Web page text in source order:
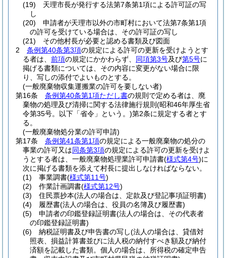
(19)
天理市長が発行する法第7条第1項による許可証の写
し
(20)
申請者が天理市以外の市町村において法第7条第1項
の許可を受けている場合は、その許可証の写し
(21)
その他村長が必要と認める書類及び図面
2
条例第40条第3項の規定による許可の更新を受けようとす
る者は、 前項の規定にかかわらず、 同項第3号及び第5号に
掲げる書類については、その内容に変更がない場合に限
り、写しの添付でよいものとする。
(一般廃棄物収集運搬業の許可を要しない者)
第16条
条例第40条第1項ただし書の規則で定める者は、廃
棄物の処理及び清掃に関する法律施行規則 (昭和46年厚生省
令第35号。以下「省令」という。)第2条に規定する者とす
る。
(一般廃棄物処分業の許可申請)
第17条
条例第41条第1項の規定による一般廃棄物の処分の
事業の許可又は同条第3項の規定による許可の更新を受けよ
うとする者は、一般廃棄物処理業許可申請書(様式第4号)に
次に掲げる書類を添えて村長に提出しなければならない。
(1)
事業調書(様式第11号)
(2)
作業計画調書(様式第12号)
(3)
住民票抄本(法人の場合は、定款及び登記事項証明書)
(4)
履歴書(法人の場合は、役員の名簿及び履歴書)
(5)
申請者の印鑑登録証明書(法人の場合は、その代表者
の印鑑登録証明書)
(6)
納税証明書及び申告書の写し(法人の場合は、貸借対
照表、損益計算書並びに法人税の納付すべき額及び納付
済額を記載した書類。個人の場合は、所得税の確定申告